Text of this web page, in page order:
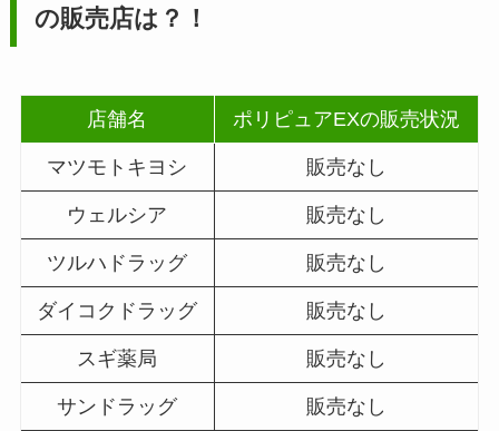
の販売店は？！
店舗名 ポリピュアEXの販売状況
マツモトキヨシ 販売なし
ウェルシア 販売なし
ツルハドラッグ 販売なし
ダイコクドラッグ 販売なし
スギ薬局 販売なし
サンドラッグ 販売なし